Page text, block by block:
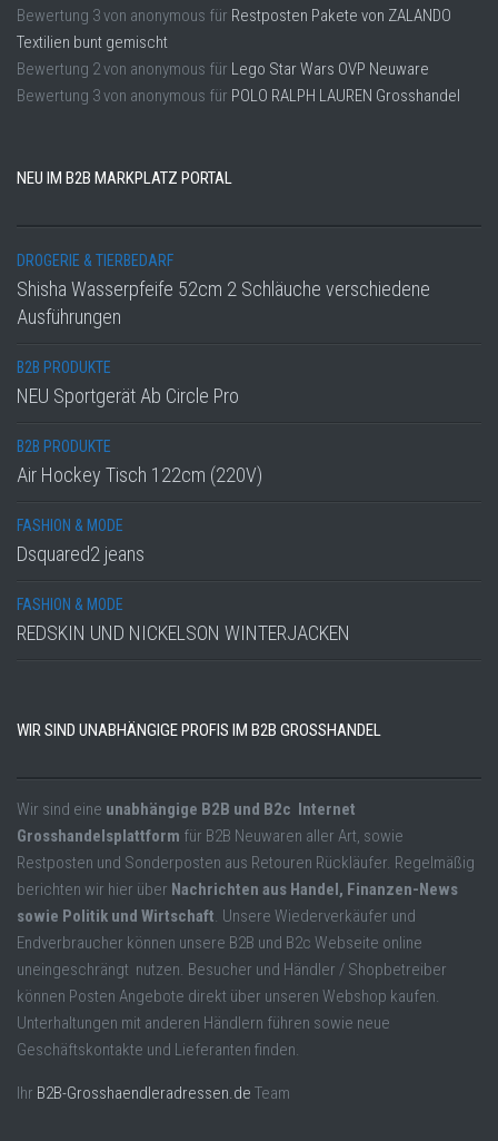
Bewertung 3von anonymous für Restposten Pakete von ZALANDO
Textilien bunt gemischt
Bewertung 2von anonymous für Lego Star Wars OVP Neuware
Bewertung 3von anonymous für POLO RALPH LAUREN Grosshandel
NEU IM B2B MARKPLATZ PORTAL
DROGERIE & TIERBEDARF
Shisha Wasserpfeife 52cm 2 Schläuche verschiedene
Ausführungen
B2B PRODUKTE
NEU Sportgerät Ab Circle Pro
B2B PRODUKTE
Air Hockey Tisch 122cm (220V)
FASHION & MODE
Dsquared2 jeans
FASHION & MODE
REDSKIN UND NICKELSON WINTERJACKEN
WIR SIND UNABHÄNGIGE PROFIS IM B2B GROSSHANDEL
Wir sind eine unabhängige B2B und B2c Internet
Grosshandelsplattform für B2B Neuwaren aller Art, sowie
Restposten und Sonderposten aus Retouren Rückläufer. Regelmäßig
berichten wir hier über Nachrichten aus Handel, Finanzen-News
sowie Politik und Wirtschaft. Unsere Wiederverkäufer und
Endverbraucher können unsere B2B und B2c Webseite online
uneingeschrängt nutzen. Besucher und Händler / Shopbetreiber
können Posten Angebote direkt über unseren Webshop kaufen.
Unterhaltungen mit anderen Händlern führen sowie neue
Geschäftskontakte und Lieferanten finden.
Ihr B2B-Grosshaendleradressen.de Team